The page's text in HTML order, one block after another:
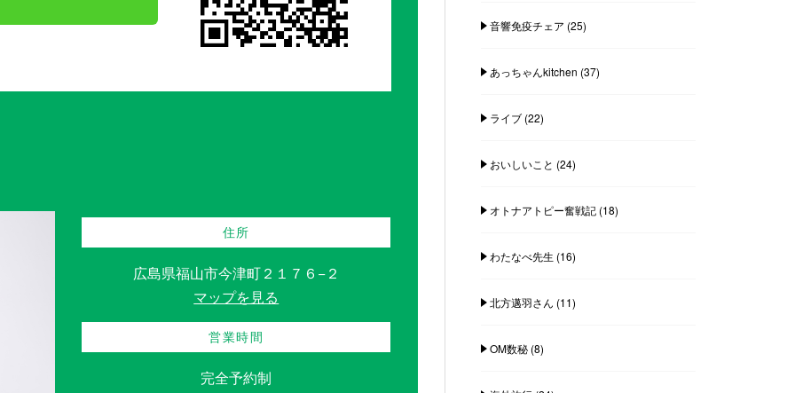
住所
広島県福山市今津町２１７６−２
マップを見る
営業時間
完全予約制
音響免疫チェア (25)
あっちゃんkitchen (37)
ライブ(22)
おいしいこと (24)
オトナアトピー奮戦記(18)
わたなべ先生 (16)
北方邁羽さん (11)
OM数秘(8)